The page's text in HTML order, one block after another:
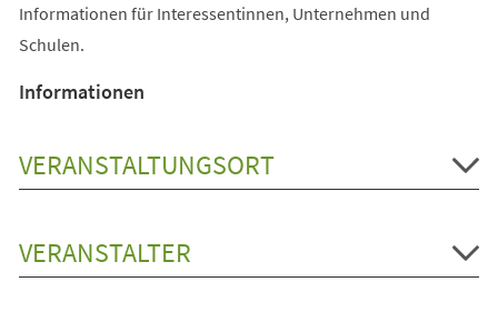
Informationen für Interessentinnen, Unternehmen und
Schulen.
Informationen
VERANSTALTUNGSORT
VERANSTALTER